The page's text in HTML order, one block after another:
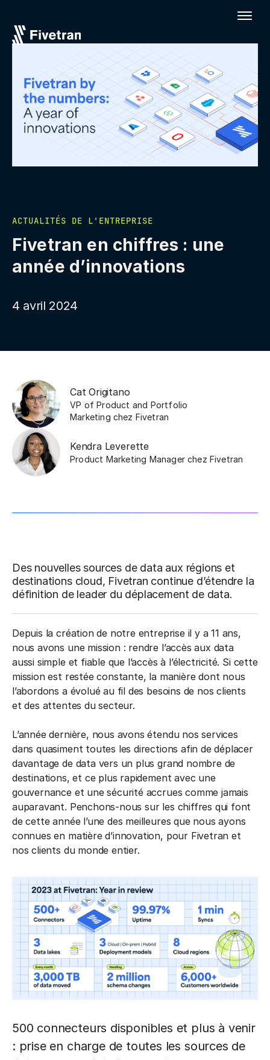
ACTUALITÉS DE L'ENTREPRISE
Fivetran en chiffres : une
année d’innovations
4 avril 2024
Cat Origitano
VP of Product and Portfolio
Marketing chez Fivetran
Kendra Leverette
Product Marketing Manager chez Fivetran
Des nouvelles sources de data aux régions et
destinations cloud, Fivetran continue d’étendre la
définition de leader du déplacement de data.
Depuis la création de notre entreprise il y a 11 ans,
nous avons une mission : rendre l’accès aux data
aussi simple et fiable que l’accès à l’électricité. Si cette
mission est restée constante, la manière dont nous
l’abordons a évolué au fil des besoins de nos clients
et des attentes du secteur.
L’année dernière, nous avons étendu nos services
dans quasiment toutes les directions afin de déplacer
davantage de data vers un plus grand nombre de
destinations, et ce plus rapidement avec une
gouvernance et une sécurité accrues comme jamais
auparavant. Penchons-nous sur les chiffres qui font
de cette année l’une des meilleures que nous ayons
connues en matière d’innovation, pour Fivetran et
nos clients du monde entier.
500 connecteurs disponibles et plus à venir
: prise en charge de toutes les sources de